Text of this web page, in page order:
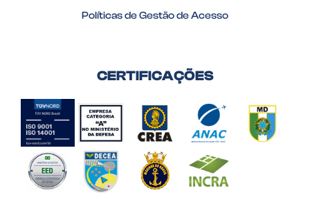
Políticas de Gestão de Acesso
CERTIFICAÇÕES